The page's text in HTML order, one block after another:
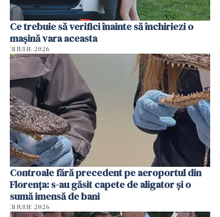
Ce trebuie să verifici înainte să închiriezi o
mașină vara aceasta
31 IULIE 2026
Controale fără precedent pe aeroportul din
Florența: s-au găsit capete de aligator și o
sumă imensă de bani
31 IULIE 2026